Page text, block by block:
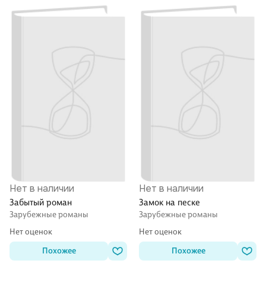
Нет в наличии
Забытый роман
Зарубежные романы
Нет оценок
Похожее
Нет в наличии
Замок на песке
Зарубежные романы
Нет оценок
Похожее